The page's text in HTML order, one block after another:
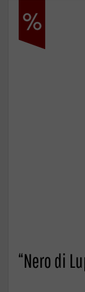
“Nero di